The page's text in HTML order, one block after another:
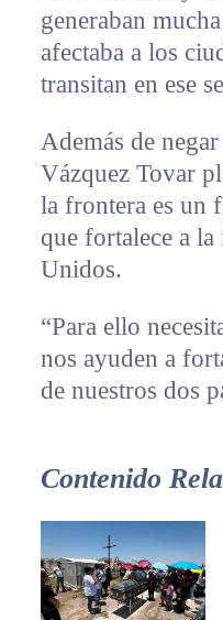
generaban
afectaba a los
transitan en ese
Además de
Vázquez Tovar
la frontera es un
que fortalece a la
Unidos.
“Para ello
nos ayuden a
de nuestros dos
Contenido